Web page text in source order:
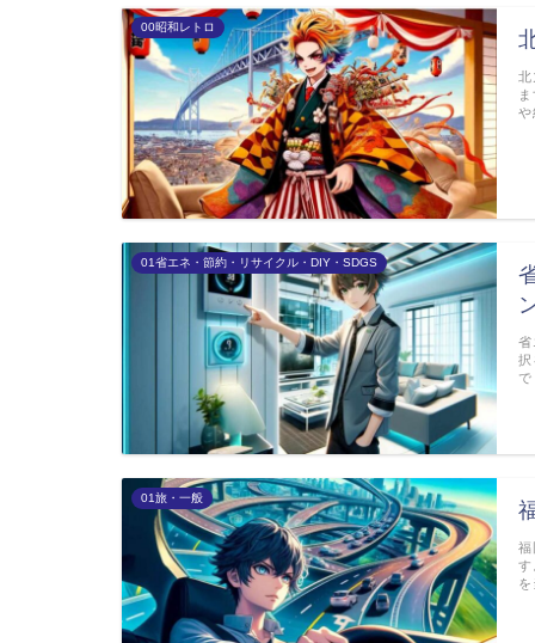
00昭和レトロ
北
や
01省エネ・節約・リサイクル・DIY・SDGS
省
択
01旅・一般
福
す